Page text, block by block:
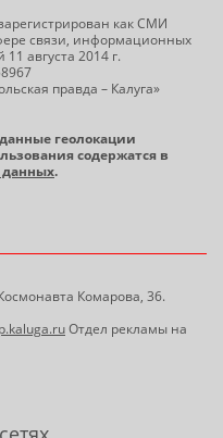
как СМИ
связи, информационных
августа 2014 г.
правда – Калуга»
геолокации
содержатся в
данных.
Комарова, 36.
Отдел рекламы на